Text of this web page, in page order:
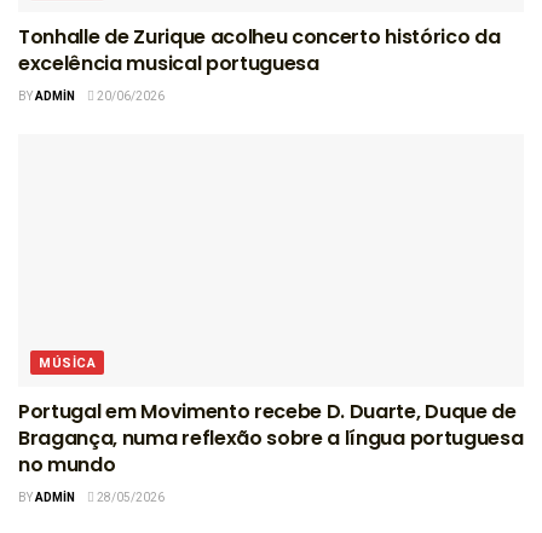
Tonhalle de Zurique acolheu concerto histórico da
excelência musical portuguesa
BYADMIN 20/06/2026
MÚSICA
Portugal em Movimento recebe D. Duarte, Duque de
Bragança, numa reflexão sobre a língua portuguesa
no mundo
BYADMIN 28/05/2026